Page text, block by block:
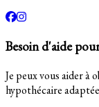
Besoin d'aide
Je peux vous aider
hypothécaire